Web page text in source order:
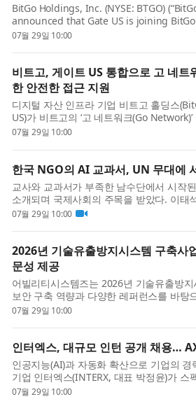
BitGo Holdings, Inc. (NYSE: BTGO)
announced that Gate US is joining
expanding secure institutional access
07월 29일 10:00
비트고, 게이트 US 통합으로 고 네
한 안전한 접근 지원
디지털 자산 인프라 기업 비트고 홀딩스
US)가 비트고의 ‘고 네트워크(Go
스터디(custody)와 거래를 분리하도록 설
07월 29일 10:00
한국 NGO의 AI 교과서, UN 무대에
교사와 교과서가 부족한 남수단에서 시작
소개되며 국제사회의 주목을 받았다. 이
제사회이사회(ECOSOC) 고위급 정치포럼
07월 29일 10:00
2026년 기술유출방지시스템 구축사
문성 제공
어빌리티시스템즈는 2026년 기술유출방
보안 구축 역량과 다양한 레퍼런스를 바
다. 기술유출방지시스템 구축사업은 중소
07월 29일 10:00
인터엑스, 대규모 인턴 공개 채용…
인공지능(AI)과 자동화 확산으로 기업의
기업 인터엑스(INTERX, 대표 박정윤)가
채용에 나선다. 인터엑스는 AX·프로젝트
07월 29일 10:00